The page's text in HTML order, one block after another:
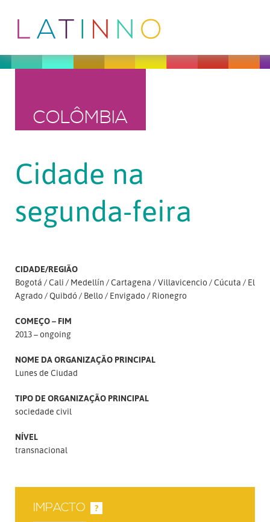
COLÔMBIA
Cidade na
segunda-feira
CIDADE/REGIÃO
Bogotá
Cali Medellín Cartagena Villavicencio Cúcuta
El
Agrado
Quibdó Bello Envigado Rionegro
COMEÇO – FIM
2013 – ongoing
NOME DA ORGANIZAÇÃO PRINCIPAL
Lunes de Ciudad
TIPO DE ORGANIZAÇÃO PRINCIPAL
sociedade civil
NÍVEL
transnacional
IMPACTO ?